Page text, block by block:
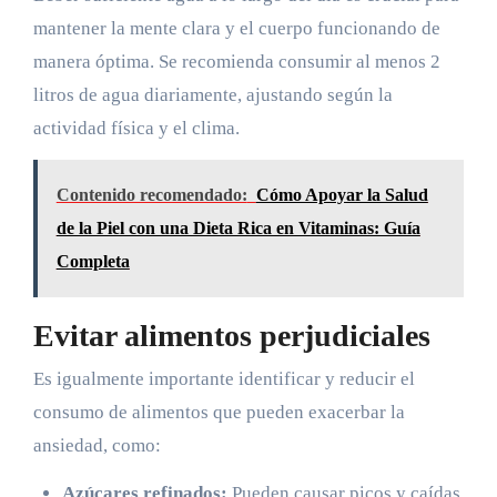
mantener la mente clara y el cuerpo funcionando de
manera óptima. Se recomienda consumir al menos 2
litros de agua diariamente, ajustando según la
actividad física y el clima.
Contenido recomendado: Cómo Apoyar la Salud
de la Piel con una Dieta Rica en Vitaminas: Guía
Completa
Evitar alimentos perjudiciales
Es igualmente importante identificar y reducir el
consumo de alimentos que pueden exacerbar la
ansiedad, como: